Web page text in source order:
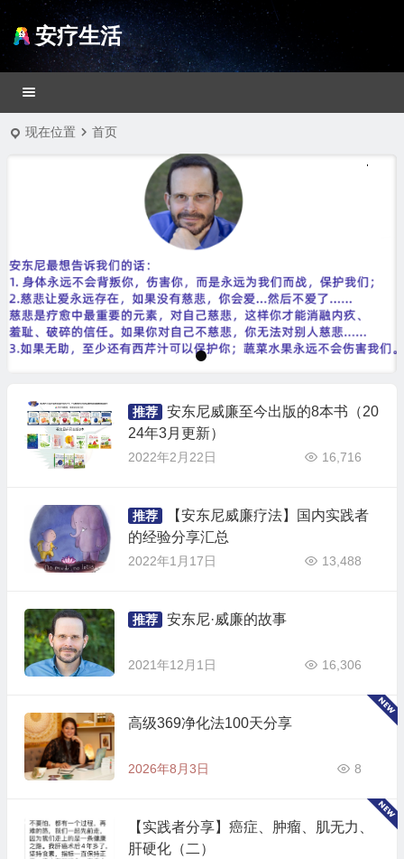
安疗生活
现在位置 首页
推荐
安东尼威廉至今出版的8本书（20
24年3月更新）
2022年2月22日 16,716
推荐
【安东尼威廉疗法】国内实践者
的经验分享汇总
2022年1月17日 13,488
推荐 安东尼·威廉的故事
2021年12月1日 16,306
高级369净化法100天分享
2026年8月3日 8
【实践者分享】癌症、肿瘤、肌无力、
肝硬化（二）